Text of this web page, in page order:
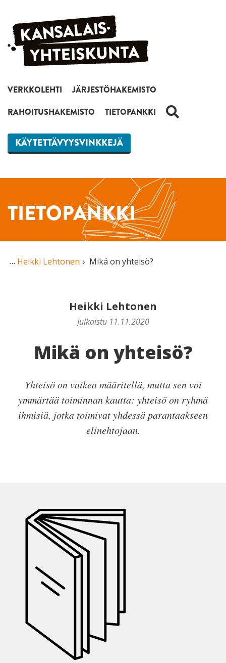
Siirry sisältöön
VERKKOLEHTI
JÄRJESTÖHAKEMISTO
RAHOITUSHAKEMISTO
TIETOPANKKI HAKU
KÄYTETTÄVYYSVINKKEJÄ
TIETOPANKKI
Heikki Lehtonen Mikä on yhteisö?
Heikki Lehtonen
Julkaistu 11.11.2020
Mikä on yhteisö?
Yhteisö on vaikea määritellä, mutta sen voi
ymmärtää toiminnan kautta: yhteisö on ryhmä
ihmisiä, jotka toimivat yhdessä parantaakseen
elinehtojaan.